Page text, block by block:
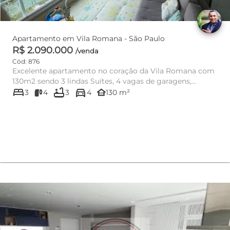
Apartamento em Vila Romana - São Paulo
R$ 2.090.000 /venda
Cód: 876
Excelente apartamento no coração da Vila Romana com
130m2 sendo 3 lindas Suítes, 4 vagas de garagens,
moveis Planejados ...
bed3 4 bathtub3 directions_car4 other_houses130 m²